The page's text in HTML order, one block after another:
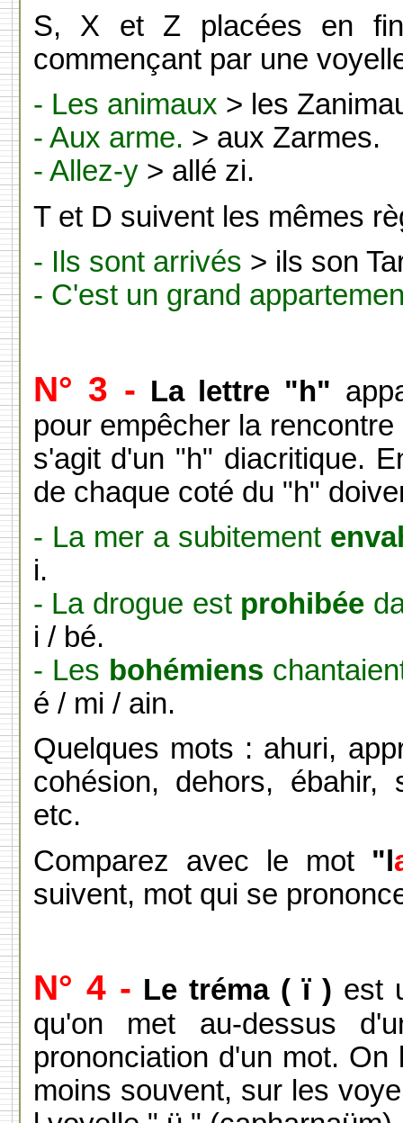
S, X et Z placées en
commençant par une
- Les animaux > les
- Aux arme. > aux Zarmes.
- Allez-y> allé zi.
T et D suivent les mêmes
- Ils sont arrivés > ils son
- C'est un grand
N° 3 - La lettre "h"
pour empêcher la
s'agit d'un "h" diacritique.
de chaque coté du "h"
- La mer a subitement
i.
- La drogue est prohibée
i / bé.
- Les bohémiens
é / mi / ain.
Quelques mots : ahuri,
cohésion, dehors, ébahir,
etc.
Comparez avec le mot "l
suivent, mot qui se
N° 4 - Le tréma ( ï ) est
qu'on met au-dessus
prononciation d'un mot.
moins souvent, sur les